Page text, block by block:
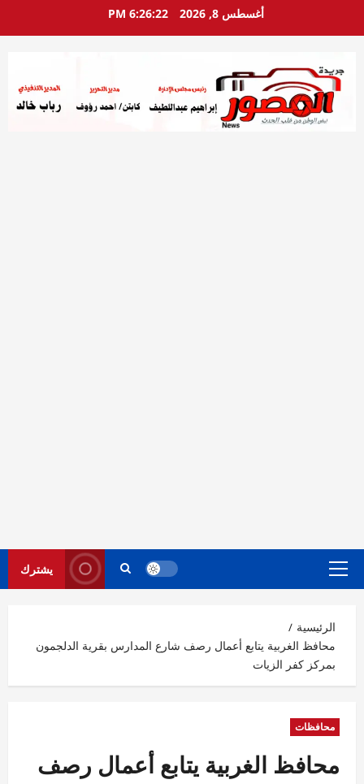
أغسطس 8, 2026 6:26:24 PM
القائمة
يشترك
الرئيسية
محافظ الغربية يتابع أعمال رصف شارع المدارس بقرية الدلجمون
بمركز كفر الزيات
محافظات
محافظ الغربية يتابع أعمال رصف